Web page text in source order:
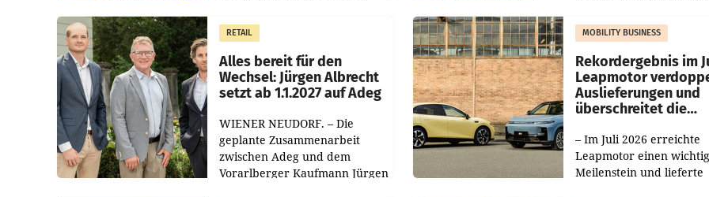
Müller die Initiative „Kreislauf-
Helden“ in allen
österreichischen Müller-Filialen
Die beiden Standorte
Haag sowie im rund
RETAIL
Alles bereit für den
Wechsel: Jürgen Albrecht
setzt ab 1.1.2027 auf Adeg
WIENER NEUDORF. – Die
geplante Zusammenarbeit
zwischen Adeg und dem
Vorarlberger Kaufmann Jürgen
MOBILITY BUSINESS
Rekordergebnis im
Leapmotor
Auslieferungen und
überschreitet die
– Im Juli 2026 erreichte
Leapmotor einen
Meilenstein und lieferte